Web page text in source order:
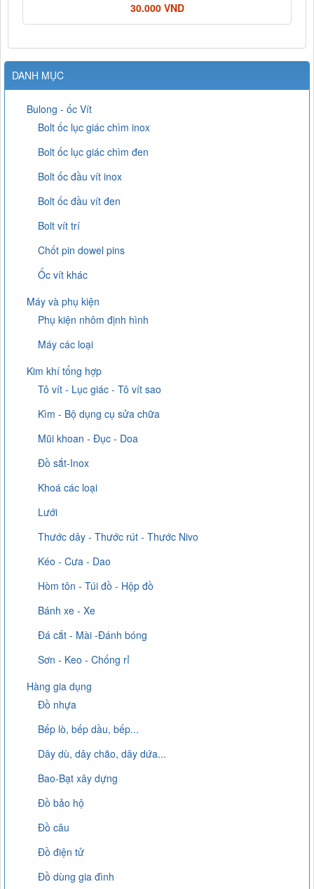
30.000 VND
DANH MỤC
Bulong - ốc Vít
Bolt ốc lục giác chìm inox
Bolt ốc lục giác chìm đen
Bolt ốc đầu vít inox
Bolt ốc đầu vít đen
Bolt vít trí
Chốt pin dowel pins
Ốc vít khác
Máy và phụ kiện
Phụ kiện nhôm định hình
Máy các loại
Kim khí tổng hợp
Tô vít - Lục giác - Tô vít sao
Kìm - Bộ dụng cụ sửa chữa
Mũi khoan - Đục - Doa
Đồ sắt-Inox
Khoá các loại
Lưới
Thước dây - Thước rút - Thước Nivo
Kéo - Cưa - Dao
Hòm tôn - Túi đồ - Hộp đồ
Bánh xe - Xe
Đá cắt - Mài -Đánh bóng
Sơn - Keo - Chống rỉ
Hàng gia dụng
Đồ nhựa
Bếp lò, bếp dầu, bếp...
Dây dù, dây chão, dây dứa...
Bao-Bạt xây dựng
Đồ bảo hộ
Đồ câu
Đồ điện tử
Đồ dùng gia đình